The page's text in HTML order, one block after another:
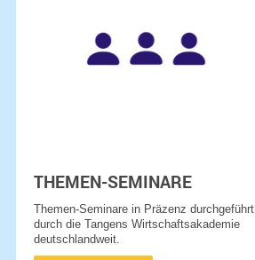
THEMEN-SEMINARE
Themen-Seminare in Präzenz durchgeführt
durch die Tangens Wirtschaftsakademie
deutschlandweit.